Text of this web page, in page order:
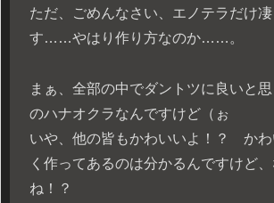
ただ、ごめんなさい、エノテラだけ
す……やはり作り方なのか……。
まぁ、全部の中でダントツに良いと
のハナオクラなんですけど（ぉ
いや、他の皆もかわいいよ！？ か
く作ってあるのは分かるんですけど
ね！？